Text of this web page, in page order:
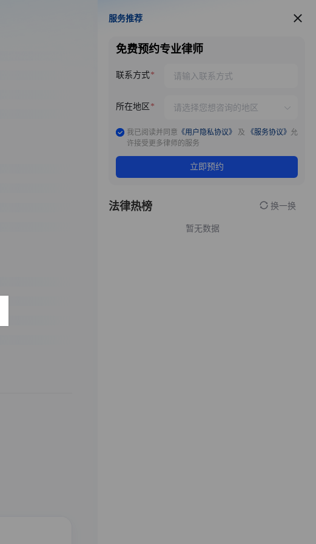
服务推荐
服务推荐
免费预约专业律师
联系方式
所在地区
我已阅读并同意 《用户隐私协议》 及 《服务协议》 允
许接受更多律师的服务
立即预约
法律热榜 换一换
暂无数据